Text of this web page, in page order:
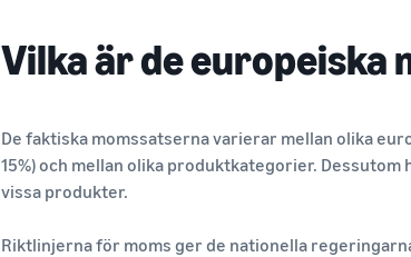
Vilka är de europeiska
De faktiska momssatserna varierar mellan olika
15%) och mellan olika produktkategorier.
vissa produkter.
Riktlinjerna för moms ger de nationella